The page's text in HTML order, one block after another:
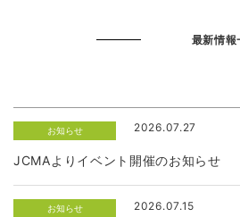
最新情報
お知らせ 2026.07.27
JCMAよりイベント開催のお知らせ
お知らせ 2026.07.15